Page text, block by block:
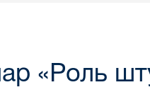
«Роль